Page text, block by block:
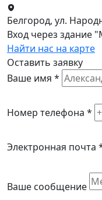
Белгород, ул.
Вход через здание
Найти нас на карте
Оставить заявку
Ваше имя *
Номер телефона *
Электронная почта
Ваше сообщение